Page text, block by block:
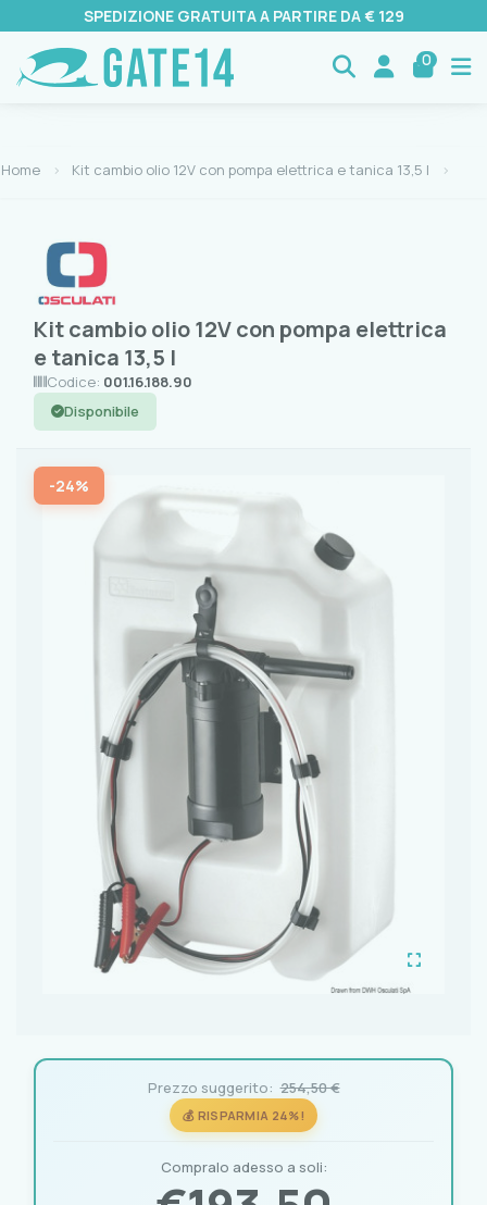
SPEDIZIONE GRATUITA A PARTIRE DA € 129
0
Home Kit cambio olio 12V con pompa elettrica e tanica 13,5 l
Kit cambio olio 12V con pompa elettrica
e tanica 13,5 l
Codice: 001.16.188.90
Disponibile
-24%
Prezzo suggerito: 254,50 €
💰 RISPARMIA 24%!
Compralo adesso a soli: